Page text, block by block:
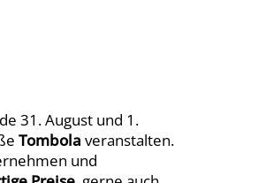
31. August und 1.
Tombola veranstalten.
und